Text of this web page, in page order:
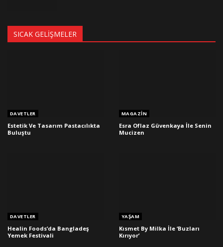
SICAK GELIŞMELER
DAVETLER
Estetik Ve Tasarım Pastacılıkta
Buluştu
MAGAZIN
Esra Oflaz Güvenkaya İle Senin
Mucizen
DAVETLER
Healin Foods’da Bangladeş
Yemek Festivali
YAŞAM
Kısmet By Milka İle ‘Buzları
Kırıyor’